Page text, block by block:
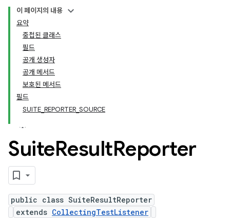
이 페이지의 내용
요약
중첩된 클래스
필드
공개 생성자
공개 메서드
보호된 메서드
필드
SUITE_REPORTER_SOURCE
SuiteResultReporter
public class SuiteResultReporter
extends CollectingTestListener